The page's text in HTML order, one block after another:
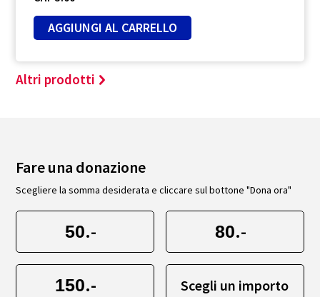
AGGIUNGI AL CARRELLO
Altri prodotti
Fare una donazione
Scegliere la somma desiderata e cliccare sul bottone "Dona ora"
.- .-
.- Scegli un importo